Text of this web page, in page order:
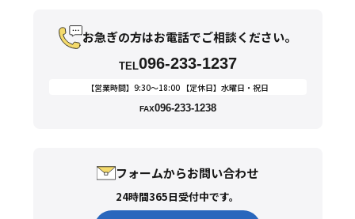
お急ぎの方はお電話でご相談ください。
TEL096-233-1237
【営業時間】9:30〜18:00 【定休日】水曜日・祝日
FAX096-233-1238
フォームからお問い合わせ
24時間365日受付中です。